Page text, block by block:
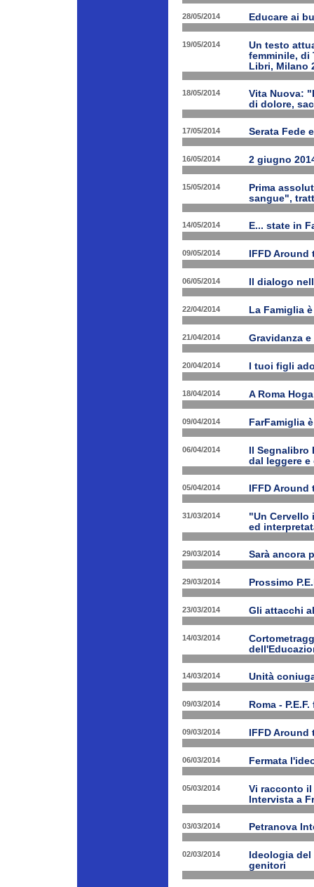
28/05/2014 Educare ai
19/05/2014
Un testo
femminile, di
Libri, Milano
18/05/2014
Vita Nuova:
di dolore,
17/05/2014 Serata Fede
16/05/2014 2 giugno
15/05/2014
Prima
sangue",
14/05/2014 E... state in
09/05/2014 IFFD
06/05/2014 Il dialogo
22/04/2014 La Famiglia
21/04/2014 Gravidanza
20/04/2014 I tuoi figli
18/04/2014 A Roma
09/04/2014 FarFamiglia
06/04/2014
Il
dal leggere
05/04/2014 IFFD
31/03/2014
"Un Cervello
ed
29/03/2014 Sarà ancora
29/03/2014 Prossimo
23/03/2014 Gli attacchi
14/03/2014
14/03/2014 Unità
09/03/2014 Roma -
09/03/2014 IFFD
06/03/2014 Fermata
05/03/2014
Vi racconto il
Intervista a
03/03/2014 Petranova
02/03/2014
Ideologia
genitori